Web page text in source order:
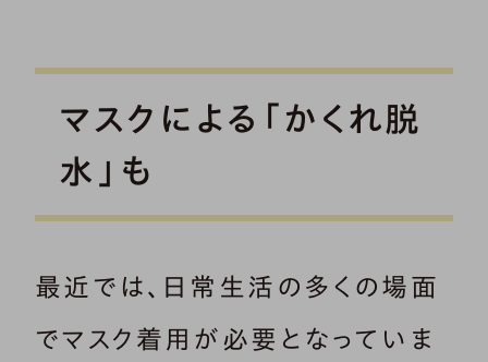
マスクによる「かくれ脱
水」も
最近では、日常生活の多くの場面
でマスク着用が必要となっていま